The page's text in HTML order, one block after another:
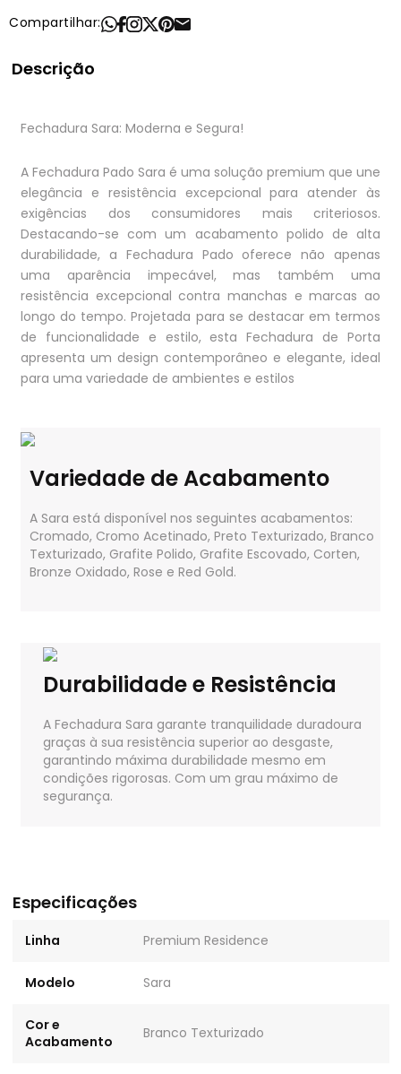
Compartilhar:
Descrição
Fechadura Sara: Moderna e Segura!
A Fechadura Pado Sara é uma solução premium que une
elegância e resistência excepcional para atender às
exigências dos consumidores mais criteriosos.
Destacando-se com um acabamento polido de alta
durabilidade, a Fechadura Pado oferece não apenas
uma aparência impecável, mas também uma
resistência excepcional contra manchas e marcas ao
longo do tempo. Projetada para se destacar em termos
de funcionalidade e estilo, esta Fechadura de Porta
apresenta um design contemporâneo e elegante, ideal
para uma variedade de ambientes e estilos
Variedade de Acabamento
A Sara está disponível nos seguintes acabamentos:
Cromado, Cromo Acetinado, Preto Texturizado, Branco
Texturizado, Grafite Polido, Grafite Escovado, Corten,
Bronze Oxidado, Rose e Red Gold.
Durabilidade e Resistência
A Fechadura Sara garante tranquilidade duradoura
graças à sua resistência superior ao desgaste,
garantindo máxima durabilidade mesmo em
condições rigorosas. Com um grau máximo de
segurança.
Especificações
Linha Premium Residence
Modelo Sara
Cor e
Acabamento
Branco Texturizado